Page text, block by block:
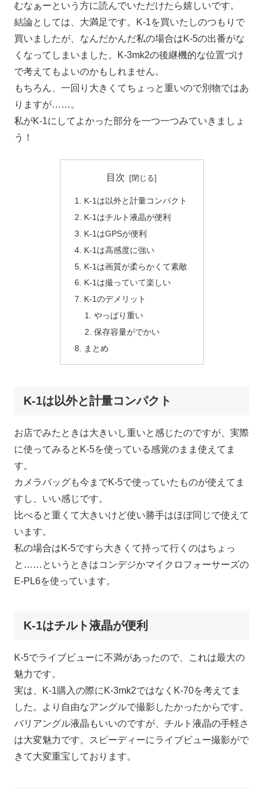
むなぁーという方に読んでいただけたら嬉しいです。
結論としては、大満足です。K-1を買いたしのつもりで
買いましたが、なんだかんだ私の場合はK-5の出番がな
くなってしまいました。K-3mk2の後継機的な位置づけ
で考えてもよいのかもしれません。
もちろん、一回り大きくてちょっと重いので別物ではあ
りますが……。
私がK-1にしてよかった部分を一つ一つみていきましょ
う！
目次
K-1は以外と計量コンパクト
K-1はチルト液晶が便利
K-1はGPSが便利
K-1は高感度に強い
K-1は画質が柔らかくて素敵
K-1は撮っていて楽しい
K-1のデメリット
やっぱり重い
保存容量がでかい
まとめ
K-1は以外と計量コンパクト
お店でみたときは大きいし重いと感じたのですが、実際
に使ってみるとK-5を使っている感覚のまま使えてま
す。
カメラバッグも今までK-5で使っていたものが使えてま
すし、いい感じです。
比べると重くて大きいけど使い勝手はほぼ同じで使えて
います。
私の場合はK-5ですら大きくて持って行くのはちょっ
と……というときはコンデジかマイクロフォーサーズの
E-PL6を使っています。
K-1はチルト液晶が便利
K-5でライブビューに不満があったので、これは最大の
魅力です。
実は、K-1購入の際にK-3mk2ではなくK-70を考えてま
した。より自由なアングルで撮影したかったからです。
バリアングル液晶もいいのですが、チルト液晶の手軽さ
は大変魅力です。スピーディーにライブビュー撮影がで
きて大変重宝しております。